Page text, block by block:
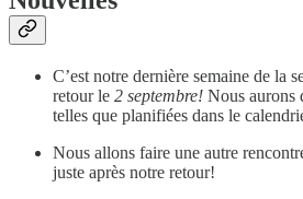
C’est notre dernière semaine de la
retour le 2 septembre! Nous aurons
telles que planifiées dans le
Nous allons faire une autre
juste après notre retour!